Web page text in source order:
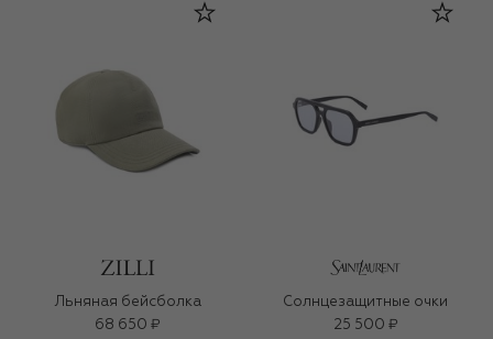
Льняная бейсболка
68 650 ₽
Солнцезащитные очки
25 500 ₽